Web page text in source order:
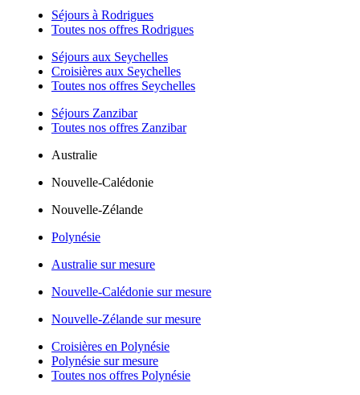
Séjours à Rodrigues
Toutes nos offres Rodrigues
Séjours aux Seychelles
Croisières aux Seychelles
Toutes nos offres Seychelles
Séjours Zanzibar
Toutes nos offres Zanzibar
Australie
Nouvelle-Calédonie
Nouvelle-Zélande
Polynésie
Australie sur mesure
Nouvelle-Calédonie sur mesure
Nouvelle-Zélande sur mesure
Croisières en Polynésie
Polynésie sur mesure
Toutes nos offres Polynésie